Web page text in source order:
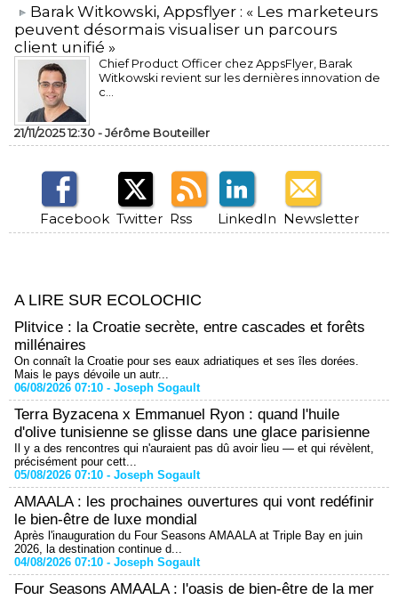
​Barak Witkowski, Appsflyer : « Les marketeurs
peuvent désormais visualiser un parcours
client unifié »
Chief Product Officer chez AppsFlyer, ​Barak
Witkowski revient sur les dernières innovation de
c...
21/11/2025 12:30 -Jérôme Bouteiller
Facebook Twitter Rss LinkedIn Newsletter
A LIRE SUR ECOLOCHIC
Plitvice : la Croatie secrète, entre cascades et forêts
millénaires
On connaît la Croatie pour ses eaux adriatiques et ses îles dorées.
Mais le pays dévoile un autr...
06/08/2026 07:10 - Joseph Sogault
Terra Byzacena x Emmanuel Ryon : quand l'huile
d'olive tunisienne se glisse dans une glace parisienne
Il y a des rencontres qui n'auraient pas dû avoir lieu — et qui révèlent,
précisément pour cett...
05/08/2026 07:10 - Joseph Sogault
AMAALA : les prochaines ouvertures qui vont redéfinir
le bien-être de luxe mondial
Après l'inauguration du Four Seasons AMAALA at Triple Bay en juin
2026, la destination continue d...
04/08/2026 07:10 - Joseph Sogault
Four Seasons AMAALA : l'oasis de bien-être de la mer